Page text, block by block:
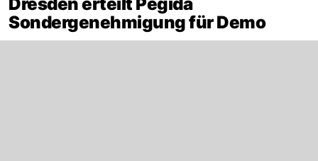
Sondergenehmigung für Demo